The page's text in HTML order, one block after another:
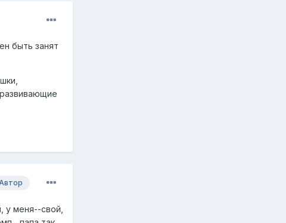
быть занят
у меня--свой,